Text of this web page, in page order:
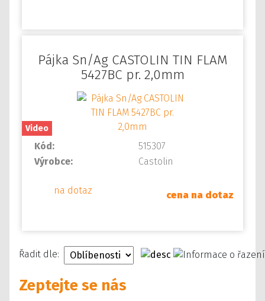
Pájka Sn/Ag CASTOLIN TIN FLAM
5427BC pr. 2,0mm
Video
Kód:
515307
Výrobce:
Castolin
na dotaz cena na dotaz
Řadit dle:
Zeptejte se nás